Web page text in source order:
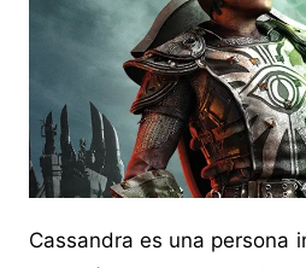
Cassandra es una persona